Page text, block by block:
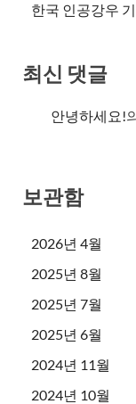
한국 인공강우
최신 댓글
안녕하세요!
보관함
2026년 4월
2025년 8월
2025년 7월
2025년 6월
2024년 11월
2024년 10월